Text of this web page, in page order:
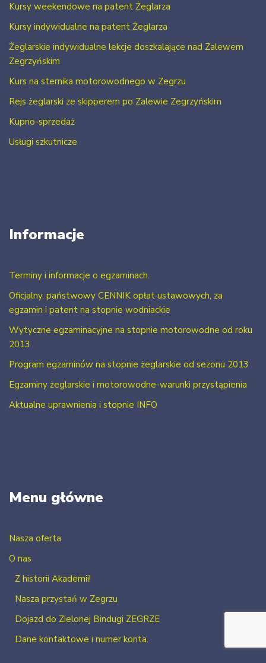
Kursy weekendowe na patent Żeglarza
Kursy indywidualne na patent Żeglarza
Żeglarskie indywidualne lekcje doszkalające nad Zalewem
Zegrzyńskim
Kurs na sternika motorowodnego w Zegrzu
Rejs żeglarski ze skipperem po Zalewie Zegrzyńskim
Kupno-sprzedaż
Usługi szkutnicze
Informacje
Terminy i informacje o egzaminach.
Oficjalny, państwowy CENNIK opłat ustawowych, za
egzamin i patent na stopnie wodniackie
Wytyczne egzaminacyjne na stopnie motorowodne od roku
2013
Program egzaminów na stopnie żeglarskie od sezonu 2013
Egzaminy żeglarskie i motorowodne-warunki przystąpienia
Aktualne uprawnienia i stopnie INFO
Menu główne
Nasza oferta
O nas
Z historii Akademii!
Nasza przystań w Zegrzu
Dojazd do Zielonej Bindugi ZEGRZE
Dane kontaktowe i numer konta.